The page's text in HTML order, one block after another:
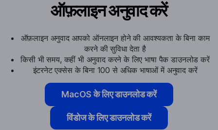
ऑफ़लाइन अनुवाद करें
ऑफ़लाइन अनुवाद आपको ऑनलाइन होने की आवश्यकता के बिना काम
करने की सुविधा देता है
किसी भी समय, कहीं भी अनुवाद करने के लिए भाषा पैक डाउनलोड करें
इंटरनेट एक्सेस के बिना 100 से अधिक भाषाओं में अनुवाद करें
MacOS के लिए डाउनलोड करें
विंडोज के लिए डाउनलोड करें